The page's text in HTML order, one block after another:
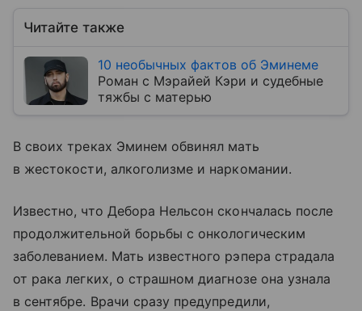
Читайте также
10 необычных фактов об Эминеме
Роман с Мэрайей Кэри и судебные
тяжбы с матерью
В своих треках Эминем обвинял мать
в жестокости, алкоголизме и наркомании.
Известно, что Дебора Нельсон скончалась после
продолжительной борьбы с онкологическим
заболеванием. Мать известного рэпера страдала
от рака легких, о страшном диагнозе она узнала
в сентябре. Врачи сразу предупредили,